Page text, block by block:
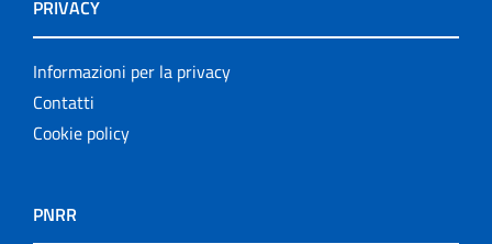
PRIVACY
Informazioni per la privacy
Contatti
Cookie policy
PNRR